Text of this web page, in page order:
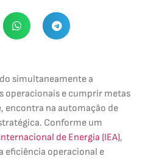
simultaneamente a
operacionais e cumprir metas
encontra na automação de
Conforme um
de Energia (IEA),
eficiência operacional e